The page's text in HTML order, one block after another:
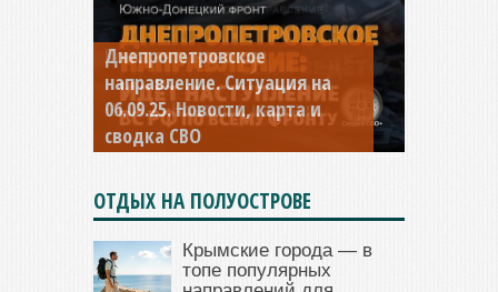
Константиновское
направление. Ситуация на
04.09.25 Новости, карта и
сводка СВО
ОТДЫХ НА ПОЛУОСТРОВЕ
Крымские города — в
топе популярных